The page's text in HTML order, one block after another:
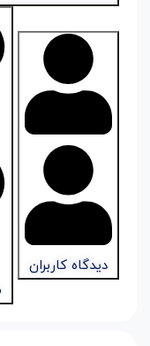
دیدگاه کاربران